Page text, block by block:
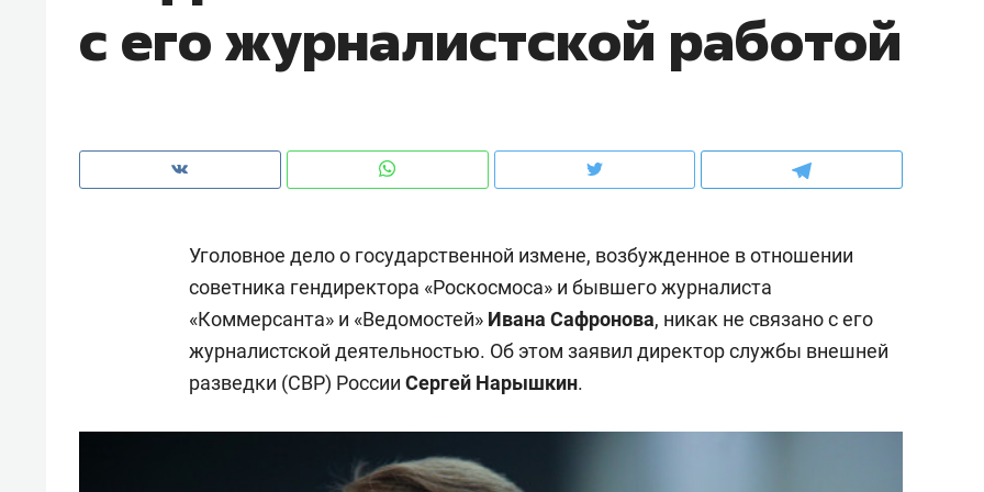
с его журналистской работой
Уголовное дело о государственной измене, возбужденное в отношении
советника гендиректора «Роскосмоса» и бывшего журналиста
«Коммерсанта» и «Ведомостей» Ивана Сафронова, никак не связано с его
журналистской деятельностью. Об этом заявил директор службы внешней
разведки (СВР) России Сергей Нарышкин.
чем интересен Оман?
о трехкратном росте цен, дотошных
клиентах и чудных запросах мастеров
школьной формы о
налогах и развитии без
Рекомендуем
Как ГК «МИР ГРУПП» и ВТБ
Рекомендуем
150 камер до квартиры и Face
ID вместо ключа: какой будет
безопасность в ЖК «Нова»
Опыт выживания в